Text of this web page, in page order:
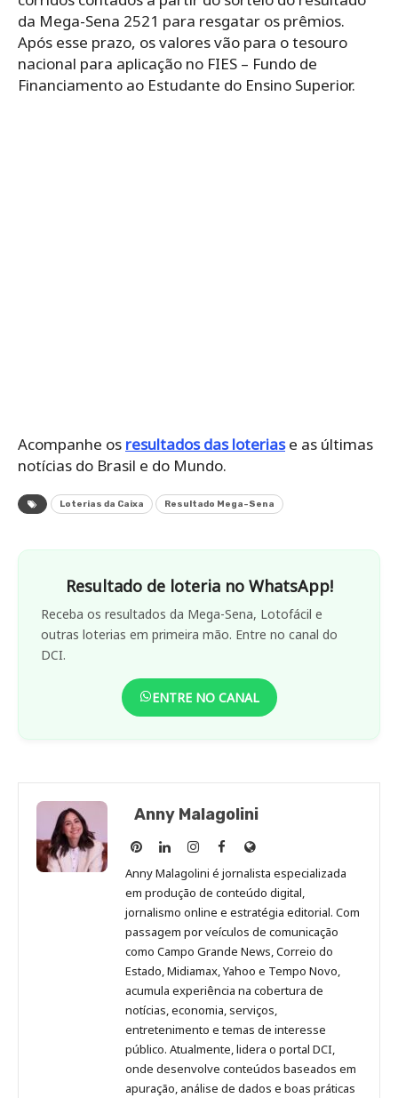
da Mega-Sena 2521 para resgatar os prêmios.
Após esse prazo, os valores vão para o tesouro
nacional para aplicação no FIES – Fundo de
Financiamento ao Estudante do Ensino Superior.
Acompanhe os resultados das loteriase as últimas
notícias do Brasil e do Mundo.
Loterias da Caixa Resultado Mega-Sena
Resultado de loteria no WhatsApp!
Receba os resultados da Mega-Sena, Lotofácil e
outras loterias em primeira mão. Entre no canal do
DCI.
ENTRE NO CANAL
Anny Malagolini
Anny
Malagolini
no
Pinterest
Anny
Malagolini
no
LinkedIn
Anny
Malagolini
no
Instagram
Anny
Malagolini
no
Facebook
Site
de
Anny
Malagolini
Anny Malagolini é jornalista especializada
em produção de conteúdo digital,
jornalismo online e estratégia editorial. Com
passagem por veículos de comunicação
como Campo Grande News, Correio do
Estado, Midiamax, Yahoo e Tempo Novo,
acumula experiência na cobertura de
notícias, economia, serviços,
entretenimento e temas de interesse
público. Atualmente, lidera o portal DCI,
onde desenvolve conteúdos baseados em
apuração, análise de dados e boas práticas